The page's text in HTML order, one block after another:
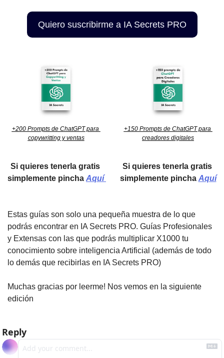
Quiero suscribirme a IA Secrets PRO
+200 Prompts de ChatGPT para
copywritting y ventas
Si quieres tenerla gratis
simplemente pincha
Aquí
+150 Prompts de ChatGPT para
creadores digitales
Si quieres tenerla gratis
simplemente pincha Aquí
Estas guías son solo una pequeña muestra de lo que
podrás encontrar en IA Secrets PRO. Guías Profesionales
y Extensas con las que podrás multiplicar X1000 tu
conocimiento sobre inteligencia Artificial (además de todo
lo demás que recibirlas en IA Secrets PRO)
Muchas gracias por leerme! Nos vemos en la siguiente
edición
Reply